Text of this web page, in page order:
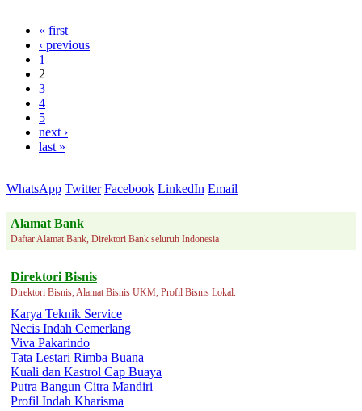
« first
‹ previous
1
2
3
4
5
next ›
last »
WhatsApp Twitter Facebook LinkedIn Email
Alamat Bank
Daftar Alamat Bank, Direktori Bank seluruh Indonesia
Direktori Bisnis
Direktori Bisnis, Alamat Bisnis UKM, Profil Bisnis Lokal.
Karya Teknik Service
Necis Indah Cemerlang
Viva Pakarindo
Tata Lestari Rimba Buana
Kuali dan Kastrol Cap Buaya
Putra Bangun Citra Mandiri
Profil Indah Kharisma